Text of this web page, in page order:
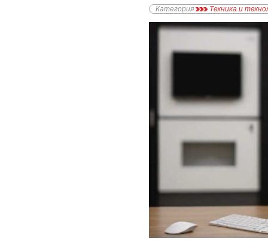
Категория Техника и